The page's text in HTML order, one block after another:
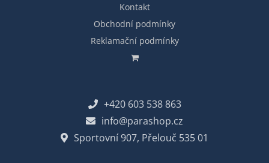
Kontakt
Obchodní podmínky
Reklamační podmínky
+420 603 538 863
info@parashop.cz
Sportovní 907, Přelouč 535 01